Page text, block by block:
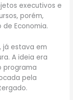
executivos e
porém,
Economia.
já estava em
A ideia era
programa
pela